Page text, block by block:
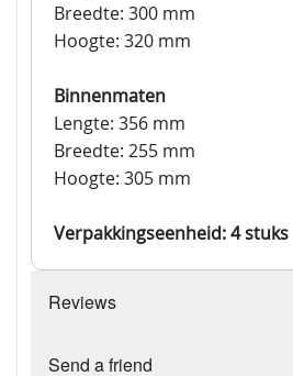
Breedte: 300 mm
Hoogte: 320 mm
Binnenmaten
Lengte: 356 mm
Breedte: 255 mm
Hoogte: 305 mm
Verpakkingseenheid: 4 stuks
Reviews
Send a friend